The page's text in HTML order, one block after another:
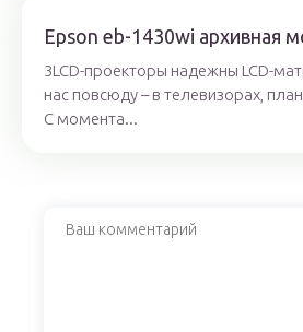
Epson eb-1430wi архивная
3LCD-проекторы надежны LCD-
нас повсюду – в телевизорах,
С момента...